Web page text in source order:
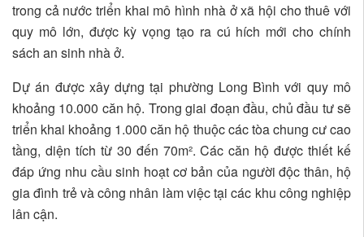
trong cả nước triển khai mô hình nhà ở xã hội cho thuê với
quy mô lớn, được kỳ vọng tạo ra cú hích mới cho chính
sách an sinh nhà ở.
Dự án được xây dựng tại phường Long Bình với quy mô
khoảng 10.000 căn hộ. Trong giai đoạn đầu, chủ đầu tư sẽ
triển khai khoảng 1.000 căn hộ thuộc các tòa chung cư cao
tầng, diện tích từ 30 đến 70m². Các căn hộ được thiết kế
đáp ứng nhu cầu sinh hoạt cơ bản của người độc thân, hộ
gia đình trẻ và công nhân làm việc tại các khu công nghiệp
lân cận.